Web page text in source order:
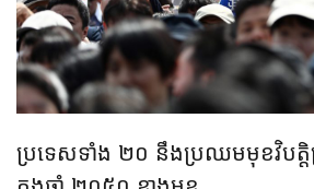
ប្រទេស​​ទាំង​ ២០ នឹងប្រឈមមុខវិបត្តិ​ប្